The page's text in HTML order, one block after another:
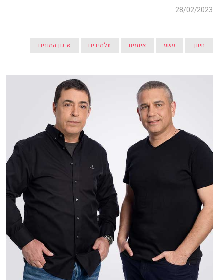
28/02/2023
חינוך פשע איומים תלמידים ארגון המורים